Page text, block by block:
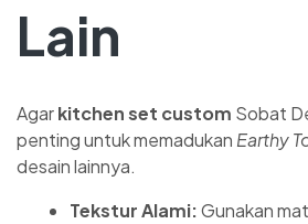
Lain
Agarkitchen set custom Sobat
penting untuk memadukan Earthy
desain lainnya.
Tekstur Alami:Gunakan